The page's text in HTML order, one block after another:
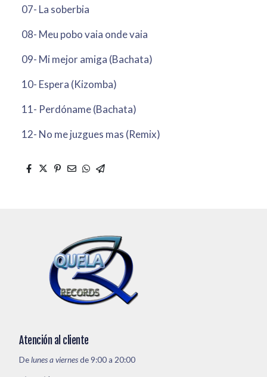
07- La soberbia
08- Meu pobo vaia onde vaia
09- Mi mejor amiga (Bachata)
10- Espera (Kizomba)
11- Perdóname (Bachata)
12- No me juzgues mas (Remix)
Atención al cliente
Delunes a viernesde 9:00 a 20:00